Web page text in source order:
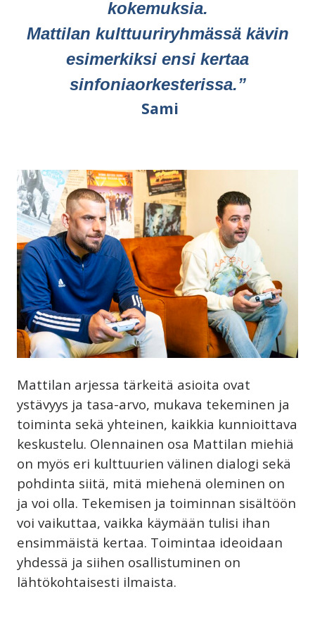
kokemuksia.
Mattilan kulttuuriryhmässä kävin
esimerkiksi ensi kertaa
sinfoniaorkesterissa.”
Sami
Mattilan arjessa tärkeitä asioita ovat
ystävyys ja tasa-arvo, mukava tekeminen ja
toiminta sekä yhteinen, kaikkia kunnioittava
keskustelu. Olennainen osa Mattilan miehiä
on myös eri kulttuurien välinen dialogi sekä
pohdinta siitä, mitä miehenä oleminen on
ja voi olla. Tekemisen ja toiminnan sisältöön
voi vaikuttaa, vaikka käymään tulisi ihan
ensimmäistä kertaa. Toimintaa ideoidaan
yhdessä ja siihen osallistuminen on
lähtökohtaisesti ilmaista.